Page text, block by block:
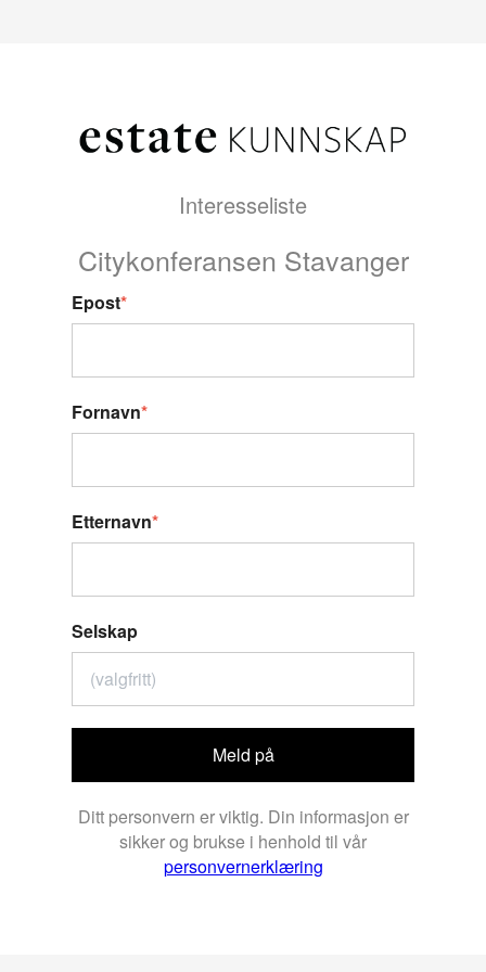
Interesseliste
Citykonferansen Stavanger
Epost*
Fornavn*
Etternavn*
Selskap
Meld på
Ditt personvern er viktig. Din informasjon er
sikker og brukse i henhold til vår
personvernerklæring